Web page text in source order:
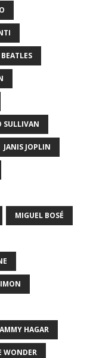
BEATLES
SULLIVAN
JANIS JOPLIN
MIGUEL BOSÉ
HAGAR
WONDER